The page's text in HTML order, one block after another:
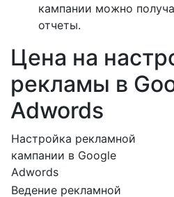
кампании можно
отчеты.
Цена на
рекламы в
Adwords
Настройка рекламной
кампании в Google
Adwords
Ведение рекламной